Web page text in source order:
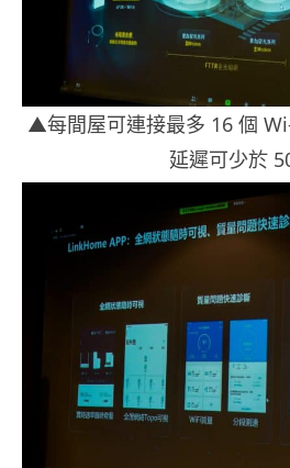
▲每間屋可連接最多 16 個
延遲可少於